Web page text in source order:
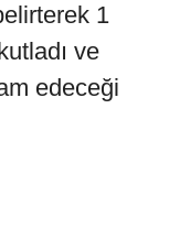
1
ve
edeceği